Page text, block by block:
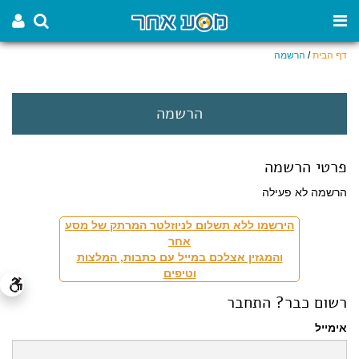
דף הבית/ הרשמה
הרשמה
פרטי הרשמה
הרשמה לא פעילה
הירשמו ללא תשלום לניוזלטר המרתק של מסע
אחר
והמגזין אצלכם במייל עם כתבות, המלצות
וטיפים
רשום כבר? התחבר
אימייל